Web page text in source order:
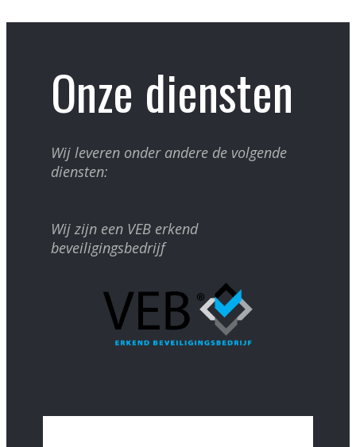
Onze diensten
Wij leveren onder andere de volgende
diensten:
Wij zijn een VEB erkend
beveiligingsbedrijf